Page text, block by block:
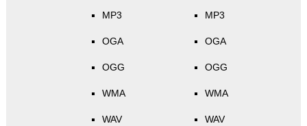
MP3
OGA
OGG
WMA
WAV
MP3
OGA
OGG
WMA
WAV